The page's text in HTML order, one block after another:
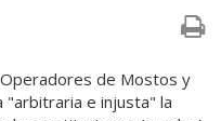
de Mostos y
"arbitraria e injusta" la